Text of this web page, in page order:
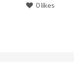
0likes